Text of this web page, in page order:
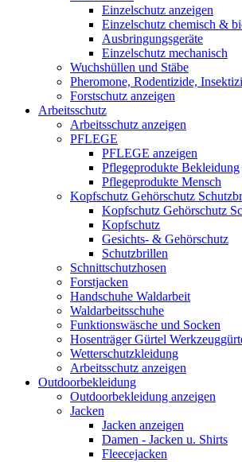
Einzelschutz anzeigen
Einzelschutz chemisch &
Ausbringungsgeräte
Einzelschutz mechanisch
Wuchshüllen und Stäbe
Pheromone, Rodentizide,
Forstschutz anzeigen
Arbeitsschutz
Arbeitsschutz anzeigen
PFLEGE
PFLEGE anzeigen
Pflegeprodukte Bekleidung
Pflegeprodukte Mensch
Kopfschutz Gehörschutz
Kopfschutz Gehörschutz
Kopfschutz
Gesichts- & Gehörschutz
Schutzbrillen
Schnittschutzhosen
Forstjacken
Handschuhe Waldarbeit
Waldarbeitsschuhe
Funktionswäsche und Socken
Hosenträger Gürtel
Wetterschutzkleidung
Arbeitsschutz anzeigen
Outdoorbekleidung
Outdoorbekleidung anzeigen
Jacken
Jacken anzeigen
Damen - Jacken u. Shirts
Fleecejacken